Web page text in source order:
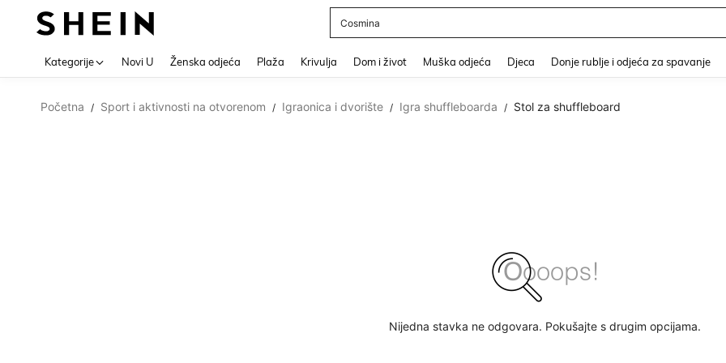
Poster
Kategorije Novi U Ženska odjeća Plaža Krivulja Dom i život Muška odjeća Djeca Donje rublje i odjeća za spavanje
Početna / Sport i aktivnosti na otvorenom / Igraonica i dvorište / Igra shuffleboarda / Stol za shuffleboard
Nijedna stavka ne odgovara. Pokušajte s drugim opcijama.